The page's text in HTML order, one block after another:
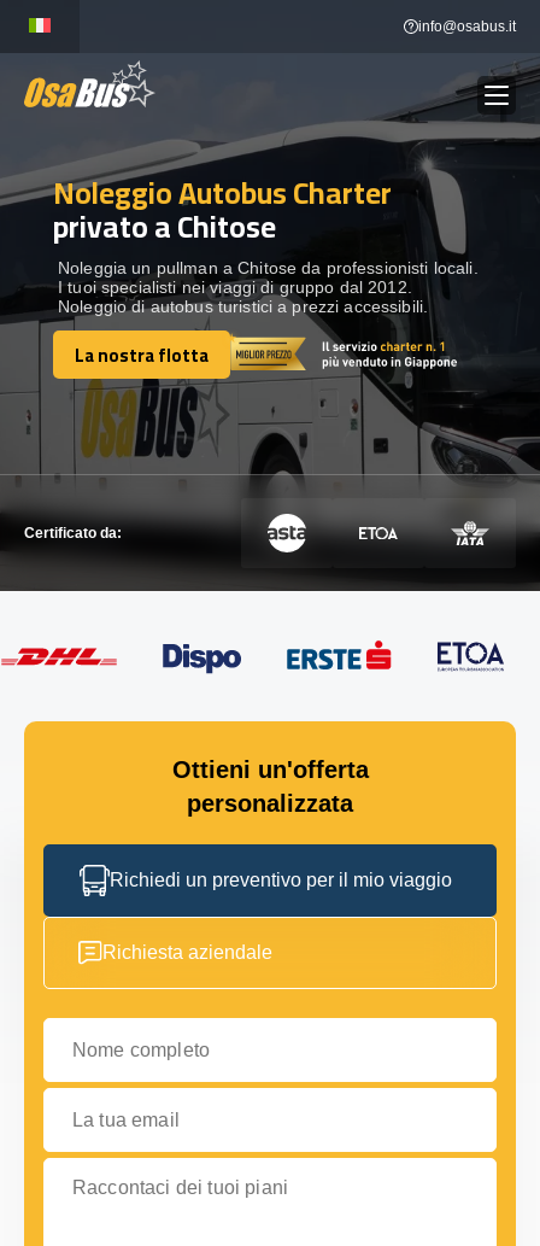
content
info@osabus.it
NOLEGGIO AUTOBUS Show dropdown
DESTINAZIONI Show dropdown
FLOTTA
METTITI IN CONTATTO
METTITI IN CONTATTO
Noleggio Autobus Charter
privato a Chitose
Noleggia un pullman a Chitose da professionisti locali.
I tuoi specialisti nei viaggi di gruppo dal 2012.
Noleggio di autobus turistici a prezzi accessibili.
La nostra flotta
La nostra flotta
Certificato da:
Ottieni un'offerta
personalizzata
Richiedi un preventivo per il mio viaggio
Richiesta aziendale
Nome completo
La tua email
Raccontaci dei tuoi piani